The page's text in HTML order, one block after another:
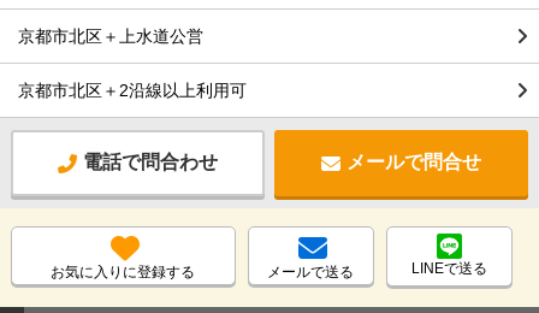
京都市北区＋上水道公営
京都市北区＋2沿線以上利用可
電話で問合わせ メールで問合せ
お気に入りに登録する メールで送る LINEで送る